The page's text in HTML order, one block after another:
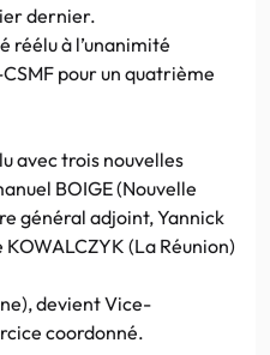
dernier.
réélu à l’unanimité
pour un quatrième
avec trois nouvelles
BOIGE (Nouvelle
général adjoint, Yannick
(La Réunion)
devient Vice-
coordonné.